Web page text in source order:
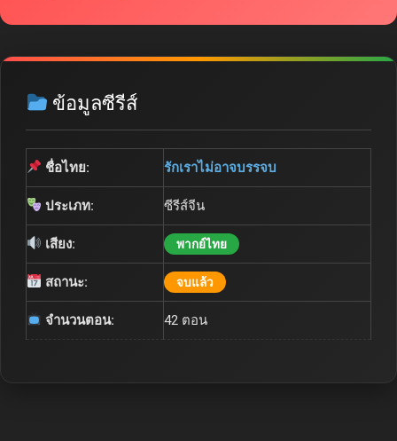
ข้อมูลซีรีส์
ชื่อไทย: รักเราไม่อาจบรรจบ
ประเภท: ซีรีส์จีน
เสียง: พากย์ไทย
สถานะ: จบแล้ว
จำนวนตอน: 42 ตอน